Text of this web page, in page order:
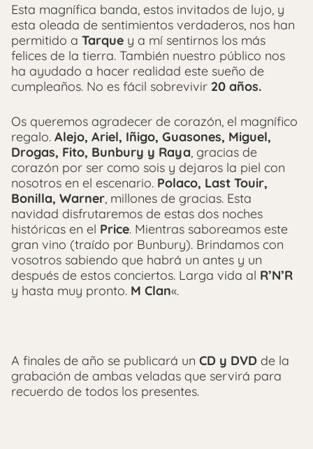
Esta magnífica banda, estos invitados de lujo, y
esta oleada de sentimientos verdaderos, nos han
permitido a Tarque y a mí sentirnos los más
felices de la tierra. También nuestro público nos
ha ayudado a hacer realidad este sueño de
cumpleaños. No es fácil sobrevivir 20 años.
Os queremos agradecer de corazón, el magnífico
regalo. Alejo, Ariel, Iñigo, Guasones, Miguel,
Drogas, Fito, Bunbury y Raya, gracias de
corazón por ser como sois y dejaros la piel con
nosotros en el escenario. Polaco, Last Touir,
Bonilla, Warner, millones de gracias. Esta
navidad disfrutaremos de estas dos noches
históricas en el Price. Mientras saboreamos este
gran vino (traído por Bunbury). Brindamos con
vosotros sabiendo que habrá un antes y un
después de estos conciertos. Larga vida al R’N’R
y hasta muy pronto. M Clan«.
A finales de año se publicará un CD y DVD de la
grabación de ambas veladas que servirá para
recuerdo de todos los presentes.